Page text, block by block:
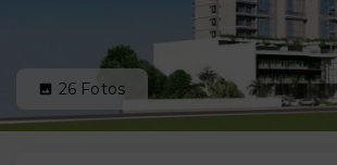
26 Fotos